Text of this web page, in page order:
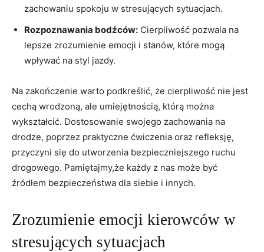
zachowaniu spokoju w stresujących sytuacjach.
Rozpoznawania bodźców: Cierpliwość pozwala na
lepsze zrozumienie emocji i stanów, które mogą
wpływać na styl jazdy.
Na zakończenie warto podkreślić, że cierpliwość nie jest
cechą wrodzoną, ale umiejętnością, którą można
wykształcić. Dostosowanie swojego zachowania na
drodze, poprzez praktyczne ćwiczenia oraz refleksję,
przyczyni się do utworzenia bezpieczniejszego ruchu
drogowego. Pamiętajmy,że każdy z nas może być
źródłem bezpieczeństwa dla siebie i innych.
Zrozumienie emocji kierowców w
stresujących sytuacjach